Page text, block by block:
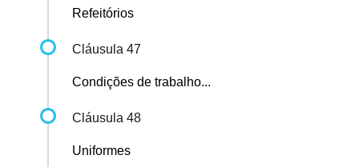
Refeitórios
Cláusula 47
Condições de trabalho...
Cláusula 48
Uniformes